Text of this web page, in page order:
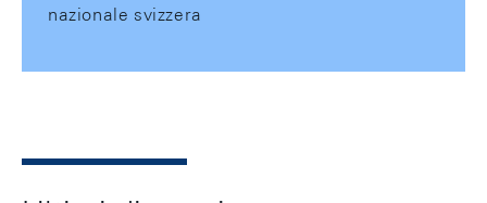
nazionale svizzera